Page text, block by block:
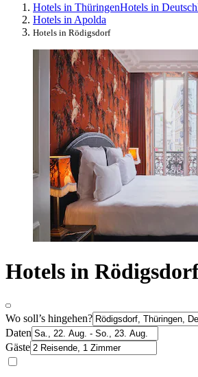
Hotels in ThüringenHotels in
Hotels in Apolda
Hotels in Rödigsdorf
Hotels in
Wo soll’s hingehen?
Daten
Gäste